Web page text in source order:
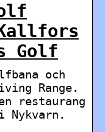
Golf
och
Range.
restaurang
Nykvarn.